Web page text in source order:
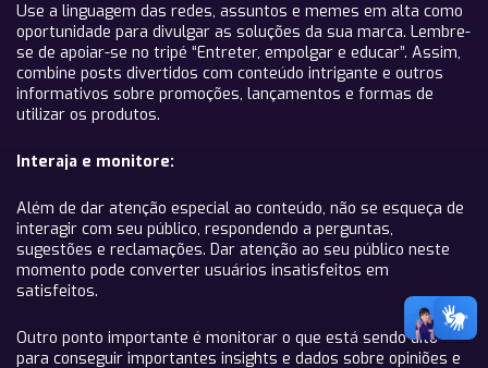
Use a linguagem das redes, assuntos e memes em alta como
oportunidade para divulgar as soluções da sua marca. Lembre-
se de apoiar-se no tripé “Entreter, empolgar e educar”. Assim,
combine posts divertidos com conteúdo intrigante e outros
informativos sobre promoções, lançamentos e formas de
utilizar os produtos.
Interaja e monitore:
Além de dar atenção especial ao conteúdo, não se esqueça de
interagir com seu público, respondendo a perguntas,
sugestões e reclamações. Dar atenção ao seu público neste
momento pode converter usuários insatisfeitos em
satisfeitos.
Outro ponto importante é monitorar o que está sendo dito
para conseguir importantes insights e dados sobre opiniões e